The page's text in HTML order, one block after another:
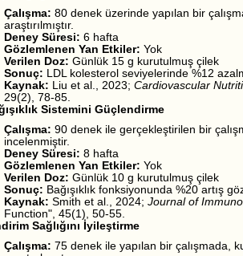
Çalışma: 80 denek üzerinde yapılan bir
araştırılmıştır.
Deney Süresi: 6 hafta
Gözlemlenen Yan Etkiler: Yok
Verilen Doz: Günlük 15 g kurutulmuş çilek
Sonuç: LDL kolesterol seviyelerinde %12
Kaynak: Liu et al., 2023; Cardiovascular
29(2), 78-85.
Sistemini Güçlendirme
Çalışma: 90 denek ile gerçekleştirilen bir
incelenmiştir.
Deney Süresi: 8 hafta
Gözlemlenen Yan Etkiler: Yok
Verilen Doz: Günlük 10 g kurutulmuş çilek
Sonuç: Bağışıklık fonksiyonunda %20 artış
Kaynak: Smith et al., 2024; Journal of
Function", 45(1), 50-55.
Sağlığını İyileştirme
Çalışma: 75 denek ile yapılan bir çalışmada,